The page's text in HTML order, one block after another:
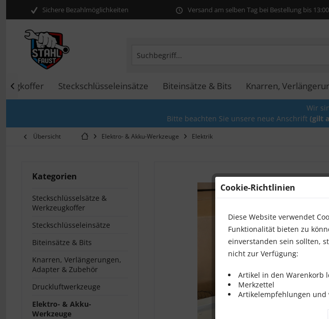
Sichere Bezahlmöglichkeiten Versand am selben Tag bei Bestellung bis
Steckschlüsseleinsätze Biteinsätze & Bits Knarren,

Wir
Bitte beachten Sie unsere neue Anschrift (gilt
Übersicht Elektro- & Akku-Werkzeuge Elektrik
Kategorien
Steckschlüsselsätze &
Werkzeugkoffer
Steckschlüsseleinsätze
Biteinsätze & Bits
Knarren, Verlängerungen,
Adapter & Zubehör
Druckluftwerkzeuge
Elektro- & Akku-
Werkzeuge
Cookie-Richtlinien
Diese Website verwendet
Funktionalität bieten zu
einverstanden sein sollten,
nicht zur Verfügung:
Artikel in den Warenkorb
Merkzettel
Artikelempfehlungen und